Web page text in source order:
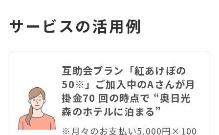
サービスの活⽤例
互助会プラン「紅あけぼの
50※」ご加⼊中のAさんが⽉
掛⾦70 回の時点で “奥⽇光
森のホテルに泊まる”
※⽉々のお⽀払い5,000円×100